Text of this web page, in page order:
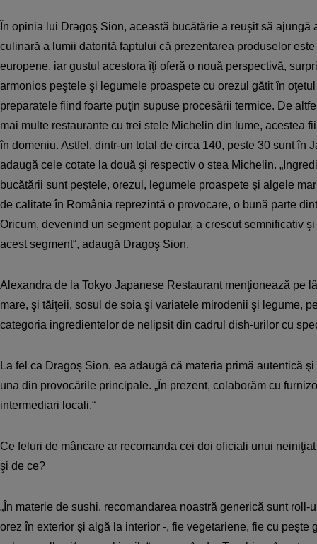
În opinia lui Dragoş Sion, această bucătărie a reuşit să ajungă
culinară a lumii datorită faptului că prezentarea produselor
europene, iar gustul acestora îţi oferă o nouă perspectivă,
armonios peştele şi legumele proaspete cu orezul gătit în
preparatele fiind foarte puţin supuse procesării termice. De
mai multe restaurante cu trei stele Michelin din lume, acestea
în domeniu. Astfel, dintr-un total de circa 140, peste 30 sunt în
adaugă cele cotate la două şi respectiv o stea Michelin.
bucătării sunt peştele, orezul, legumele proaspete şi algele
de calitate în România reprezintă o provocare, o bună parte
Oricum, devenind un segment popular, a crescut semnificativ
acest segment“, adaugă Dragoş Sion.
Alexandra de la Tokyo Japanese Restaurant menţionează pe
mare, şi tăiţeii, sosul de soia şi variatele mirodenii şi legume,
categoria ingredientelor de nelipsit din cadrul dish-urilor cu
La fel ca Dragoş Sion, ea adaugă că materia primă autentică
una din provocările principale. „În prezent, colaborăm cu
intermediari locali.“
Ce feluri de mâncare ar recomanda cei doi oficiali unui
şi de ce?
„În materie de sushi, recomandarea noastră generică sunt roll-
orez în exterior şi algă la interior -, fie vegetariene, fie cu peşte